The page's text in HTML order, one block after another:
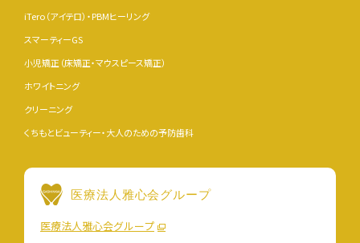
iTero（アイテロ）・PBMヒーリング
スマーティーGS
小児矯正（床矯正・マウスピース矯正）
ホワイトニング
クリーニング
くちもとビューティー・大人のための予防歯科
医療法人雅心会グループ
医療法人雅心会グループ